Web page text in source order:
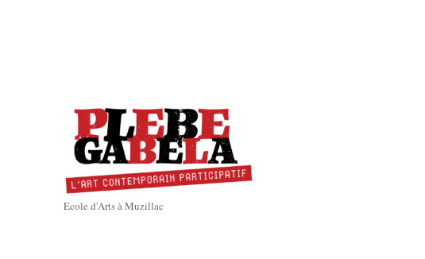
Ecole d'Arts à Muzillac